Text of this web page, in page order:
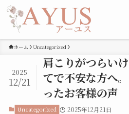
ホーム Uncategorized
肩こりがつらい
てで不安な方へ
ったお客様の声
2025
12/21
Uncategorized 2025年12月21日